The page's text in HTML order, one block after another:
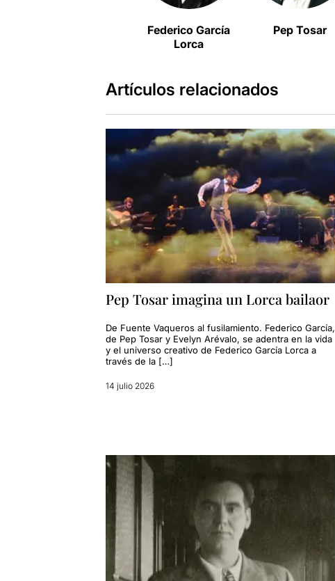
Federico García
Lorca
Pep Tosar
Artículos relacionados
Pep Tosar imagina un Lorca bailaor
De Fuente Vaqueros al fusilamiento. Federico García,
de Pep Tosar y Evelyn Arévalo, se adentra en la vida
y el universo creativo de Federico García Lorca a
través de la […]
14 julio 2026